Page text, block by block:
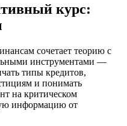
курс:
сочетает теорию с
инструментами —
типы кредитов,
и понимать
на критическом
информацию от